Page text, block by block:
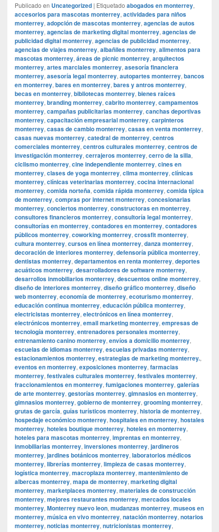
Publicado en Uncategorized | Etiquetado abogados en monterrey,
accesorios para mascotas monterrey, actividades para niños
monterrey, adopción de mascotas monterrey, agencias de autos
monterrey, agencias de marketing digital monterrey, agencias de
publicidad digital monterrey, agencias de publicidad monterrey,
agencias de viajes monterrey, albañiles monterrey, alimentos para
mascotas monterrey, áreas de picnic monterrey, arquitectos
monterrey, artes marciales monterrey, asesoría financiera
monterrey, asesoría legal monterrey, autopartes monterrey, bancos
en monterrey, bares en monterrey, bares y antros monterrey,
becas en monterrey, bibliotecas monterrey, bienes raíces
monterrey, branding monterrey, cabrito monterrey, campamentos
monterrey, campañas publicitarias monterrey, canchas deportivas
monterrey, capacitación empresarial monterrey, carpinteros
monterrey, casas de cambio monterrey, casas en venta monterrey,
casas nuevas monterrey, catedral de monterrey, centros
comerciales monterrey, centros culturales monterrey, centros de
investigación monterrey, cerrajeros monterrey, cerro de la silla,
ciclismo monterrey, cine independiente monterrey, cines en
monterrey, clases de yoga monterrey, clima monterrey, clínicas
monterrey, clínicas veterinarias monterrey, cocina internacional
monterrey, comida norteña, comida rápida monterrey, comida típica
de monterrey, compras por internet monterrey, concesionarias
monterrey, conciertos monterrey, constructoras en monterrey,
consultores financieros monterrey, consultoría legal monterrey,
consultorías en monterrey, contadores en monterrey, contadores
públicos monterrey, coworking monterrey, crossfit monterrey,
cultura monterrey, cursos en línea monterrey, danza monterrey,
decoración de interiores monterrey, defensoría pública monterrey,
dentistas monterrey, departamentos en renta monterrey, deportes
acuáticos monterrey, desarrolladores de software monterrey,
desarrollos inmobiliarios monterrey, descuentos online monterrey,
diseño de interiores monterrey, diseño gráfico monterrey, diseño
web monterrey, economía de monterrey, ecoturismo monterrey,
educación continua monterrey, educación pública monterrey,
electricistas monterrey, electrónicos en línea monterrey,
electrónicos monterrey, email marketing monterrey, empresas de
tecnología monterrey, entrenadores personales monterrey,
entrenamiento canino monterrey, envíos a domicilio monterrey,
escuelas de idiomas monterrey, escuelas privadas monterrey,
estacionamientos monterrey, estrategias de marketing monterrey.,
eventos en monterrey, exposiciones monterrey, farmacias
monterrey, festivales culturales monterrey, festivales monterrey,
fraccionamientos en monterrey, fumigaciones monterrey, galerías
de arte monterrey, gestorías monterrey, gimnasios en monterrey,
gimnasios monterrey, gobierno de monterrey, grooming monterrey,
grutas de garcía, guías turísticos monterrey, historia de monterrey,
hospedaje económico monterrey, hospitales en monterrey, hostales
monterrey, hoteles boutique monterrey, hoteles en monterrey,
hoteles para mascotas monterrey, imprentas en monterrey,
inmobiliarias monterrey, inversiones monterrey, jardineros
monterrey, jardines botánicos monterrey, laboratorios médicos
monterrey, librerías monterrey, limpieza de casas monterrey,
logística monterrey, macroplaza monterrey, mantenimiento de
albercas monterrey, mapa de monterrey, marketing digital
monterrey, marketplaces monterrey, materiales de construcción
monterrey, mejores restaurantes monterrey, mercados locales
monterrey, Monterrey nuevo leon, mudanzas monterrey, museos en
monterrey, música en vivo monterrey, natación monterrey, notarios
monterrey, noticias monterrey, nutricionistas monterrey,